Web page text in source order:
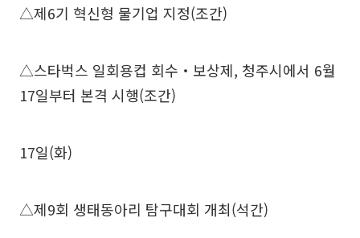
△제6기 혁신형 물기업 지정(조간)
△스타벅스 일회용컵 회수‧보상제, 청주시에서 6월
17일부터 본격 시행(조간)
17일(화)
△제9회 생태동아리 탐구대회 개최(석간)